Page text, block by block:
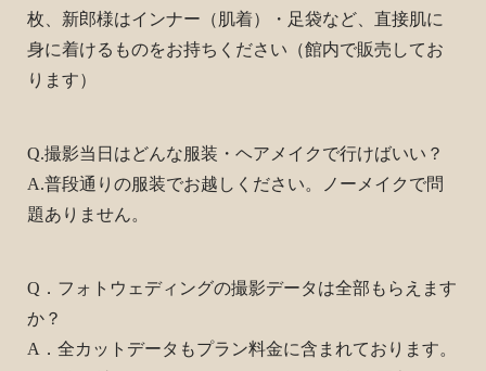
枚、新郎様はインナー（肌着）・足袋など、直接肌に
身に着けるものをお持ちください（館内で販売してお
ります）
Q.撮影当日はどんな服装・ヘアメイクで行けばいい？
A.普段通りの服装でお越しください。ノーメイクで問
題ありません。
Q．フォトウェディングの撮影データは全部もらえます
か？
A．全カットデータもプラン料金に含まれております。